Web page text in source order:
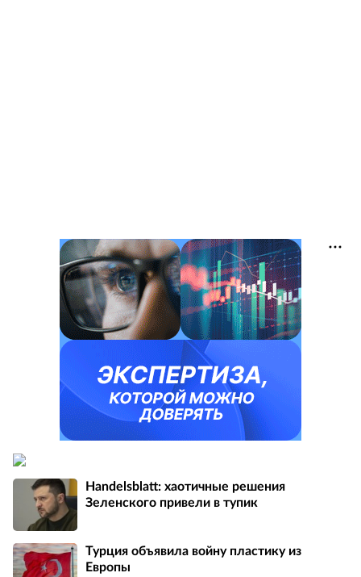
Handelsblatt: хаотичные решения
Зеленского привели в тупик
Турция объявила войну пластику из
Европы